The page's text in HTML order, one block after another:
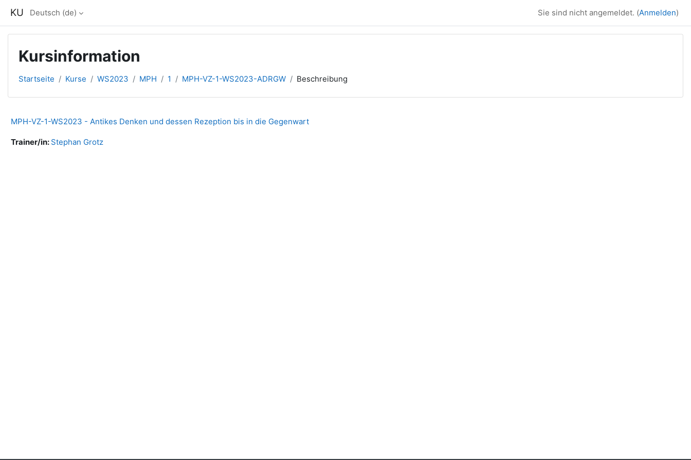
KU Deutsch ‎(de)‎ Sie sind nicht angemeldet. (Anmelden)
Kursinformation
Startseite Kurse WS2023 MPH 1 MPH-VZ-1-WS2023-ADRGW Beschreibung
MPH-VZ-1-WS2023 - Antikes Denken und dessen Rezeption bis in die Gegenwart
Trainer/in: Stephan Grotz